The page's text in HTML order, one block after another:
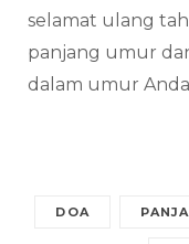
selamat ulang
panjang umur
dalam umur
DOA